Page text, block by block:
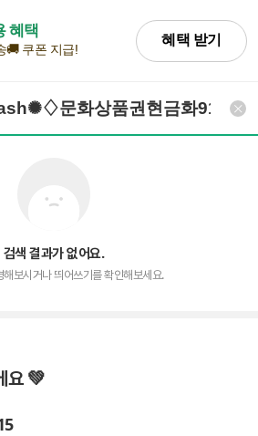
혜택
🚚 쿠폰 지급!
혜택 받기
검
검색 결과가 없어요.
해보시거나 띄어쓰기를 확인해보세요.
요 💚